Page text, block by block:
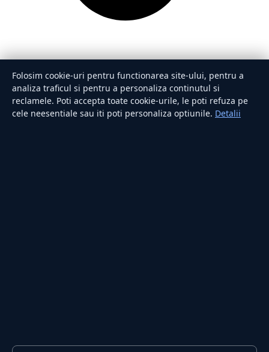
Folosim cookie-uri pentru functionarea site-ului, pentru a
analiza traficul si pentru a personaliza continutul si
reclamele. Poti accepta toate cookie-urile, le poti refuza pe
cele neesentiale sau iti poti personaliza optiunile. Detalii